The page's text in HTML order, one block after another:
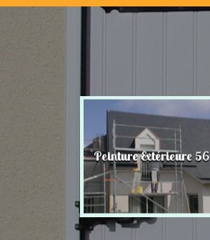
Peinture Extérieure 56